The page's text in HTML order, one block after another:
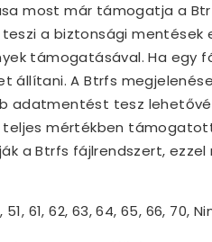
most már támogatja a
a biztonsági mentések
támogatásával. Ha egy
állítani. A Btrfs
adatmentést tesz
mértékben
a Btrfs fájlrendszert,
61, 62, 63, 64, 65, 66, 70,